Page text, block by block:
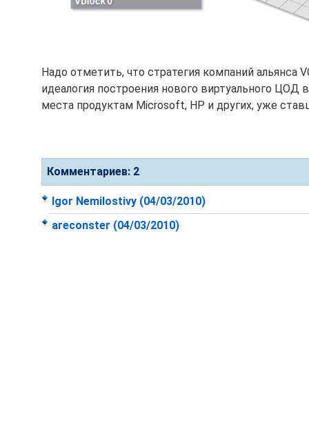
Надо отметить, что стратегия компаний альянса
идеалогия построения нового виртуального ЦОД
места продуктам Microsoft, HP и других, уже
Комментариев: 2
Igor Nemilostivy (04/03/2010)
areconster (04/03/2010)